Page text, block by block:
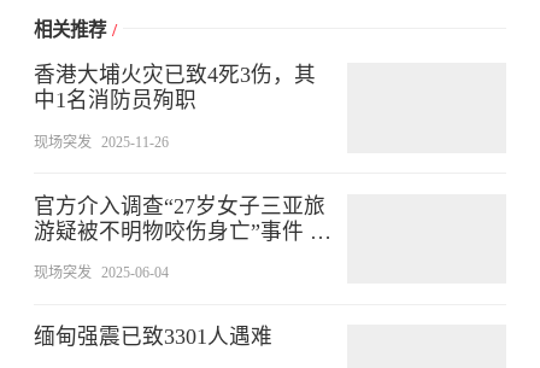
相关推荐 /
香港大埔火灾已致4死3伤，其
中1名消防员殉职
现场突发 2025-11-26
官方介入调查“27岁女子三亚旅
游疑被不明物咬伤身亡”事件 家
现场突发 2025-06-04
缅甸强震已致3301人遇难